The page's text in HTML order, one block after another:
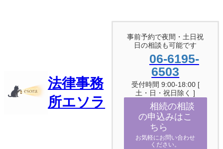
法律事務
所エソラ
事前予約で夜間・土日祝
日の相談も可能です
06-6195-
6503
受付時間 9:00-18:00 [
土・日・祝日除く ]
相続の相談
の申込みはこ
ちら
お気軽にお問い合わせ
ください。